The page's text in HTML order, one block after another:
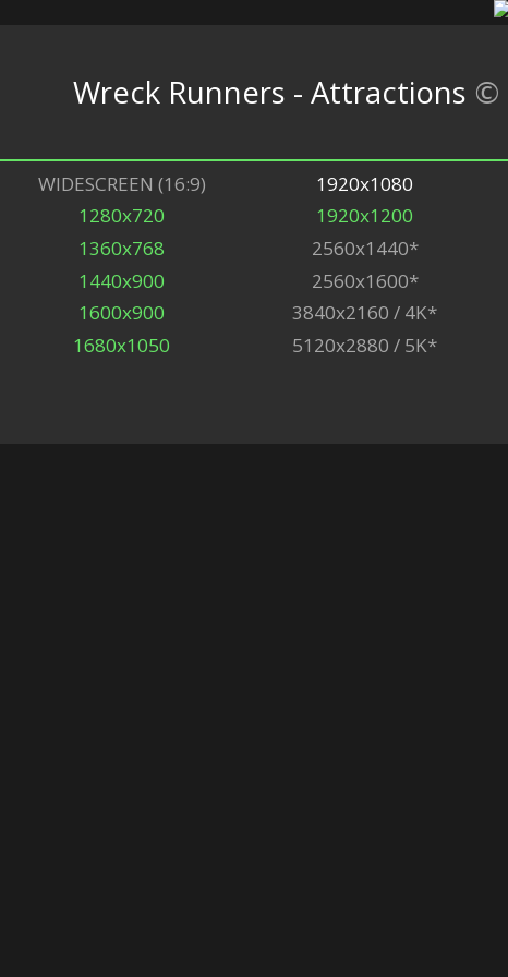
Wreck Runners - Attractions ©
WIDESCREEN (16:9)
1280x720
1360x768
1440x900
1600x900
1680x1050
1920x1080
1920x1200
2560x1440*
2560x1600*
3840x2160 / 4K*
5120x2880 / 5K*